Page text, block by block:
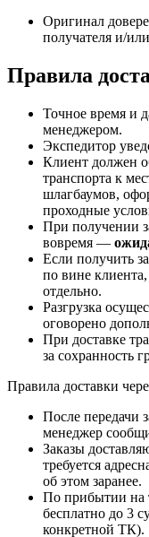
Оригинал
получателя и/
Правила
Точное время и
менеджером.
Экспедитор
Клиент должен
транспорта к
шлагбаумов,
проходные
При получении
вовремя —
Если получить
по вине клиента,
отдельно.
Разгрузка
оговорено
При доставке
за сохранность
Правила доставки
После передачи
менеджер
Заказы
требуется
об этом заранее.
По прибытии на
бесплатно до 3
конкретной ТК).